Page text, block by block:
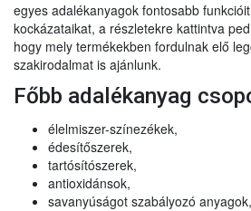
egyes adalékanyagok fontosabb
kockázataikat, a részletekre kattintva
hogy mely termékekben fordulnak elő
szakirodalmat is ajánlunk.
Főbb adalékanyag
élelmiszer-színezékek,
édesítőszerek,
tartósítószerek,
antioxidánsok,
savanyúságot szabályozó anyagok,